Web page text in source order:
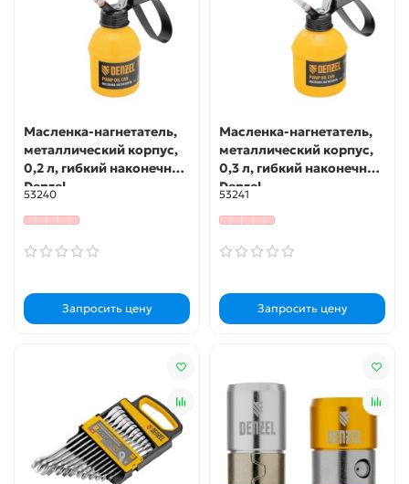
Масленка-нагнетатель,
металлический корпус,
0,2 л, гибкий наконечник
Denzel
53240
Запросить цену
Масленка-нагнетатель,
металлический корпус,
0,3 л, гибкий наконечник
Denzel
53241
Запросить цену